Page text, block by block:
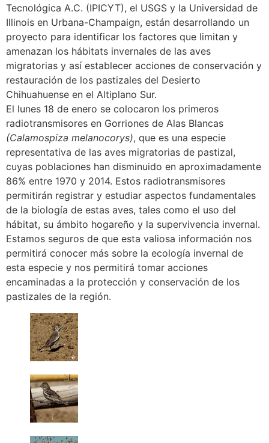
Tecnológica A.C. (IPICYT), el USGS y la Universidad de
Illinois en Urbana-Champaign, están desarrollando un
proyecto para identificar los factores que limitan y
amenazan los hábitats invernales de las aves
migratorias y así establecer acciones de conservación y
restauración de los pastizales del Desierto
Chihuahuense en el Altiplano Sur.
El lunes 18 de enero se colocaron los primeros
radiotransmisores en Gorriones de Alas Blancas
(Calamospiza melanocorys), que es una especie
representativa de las aves migratorias de pastizal,
cuyas poblaciones han disminuido en aproximadamente
86% entre 1970 y 2014. Estos radiotransmisores
permitirán registrar y estudiar aspectos fundamentales
de la biología de estas aves, tales como el uso del
hábitat, su ámbito hogareño y la supervivencia invernal.
Estamos seguros de que esta valiosa información nos
permitirá conocer más sobre la ecología invernal de
esta especie y nos permitirá tomar acciones
encaminadas a la protección y conservación de los
pastizales de la región.